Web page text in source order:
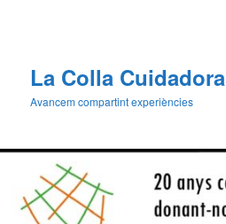
La Colla Cuidadora
Avancem compartint experiències